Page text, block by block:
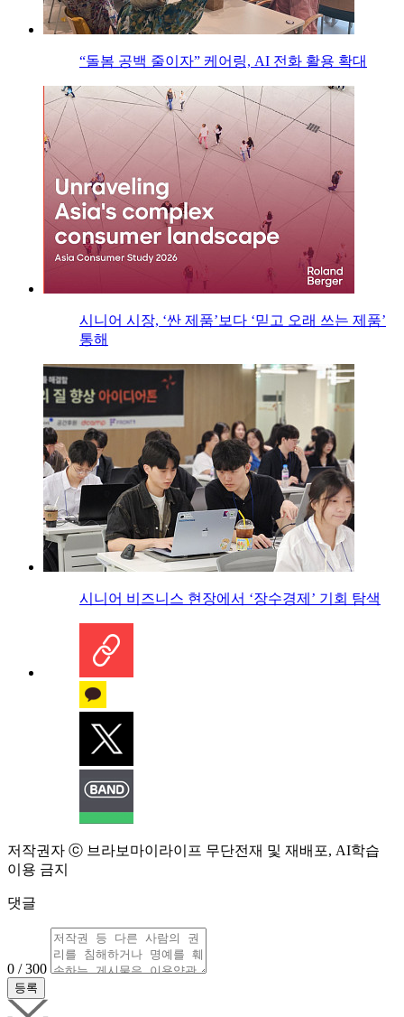
“돌봄 공백 줄이자” 케어링, AI 전화 활용 확대
시니어 시장, ‘싼 제품’보다 ‘믿고 오래 쓰는 제품’
통해
시니어 비즈니스 현장에서 ‘장수경제’ 기회 탐색
저작권자 ⓒ 브라보마이라이프 무단전재 및 재배포, AI학습
이용 금지
댓글
0 / 300